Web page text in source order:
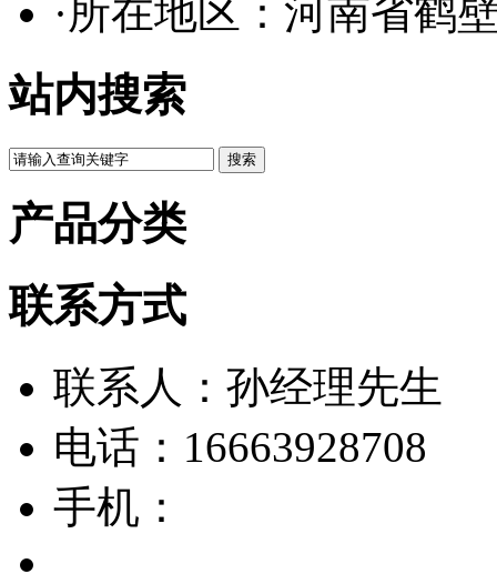
·所在地区：河南省鹤
站内搜索
产品分类
联系方式
联系人：孙经理先生
电话：16663928708
手机：